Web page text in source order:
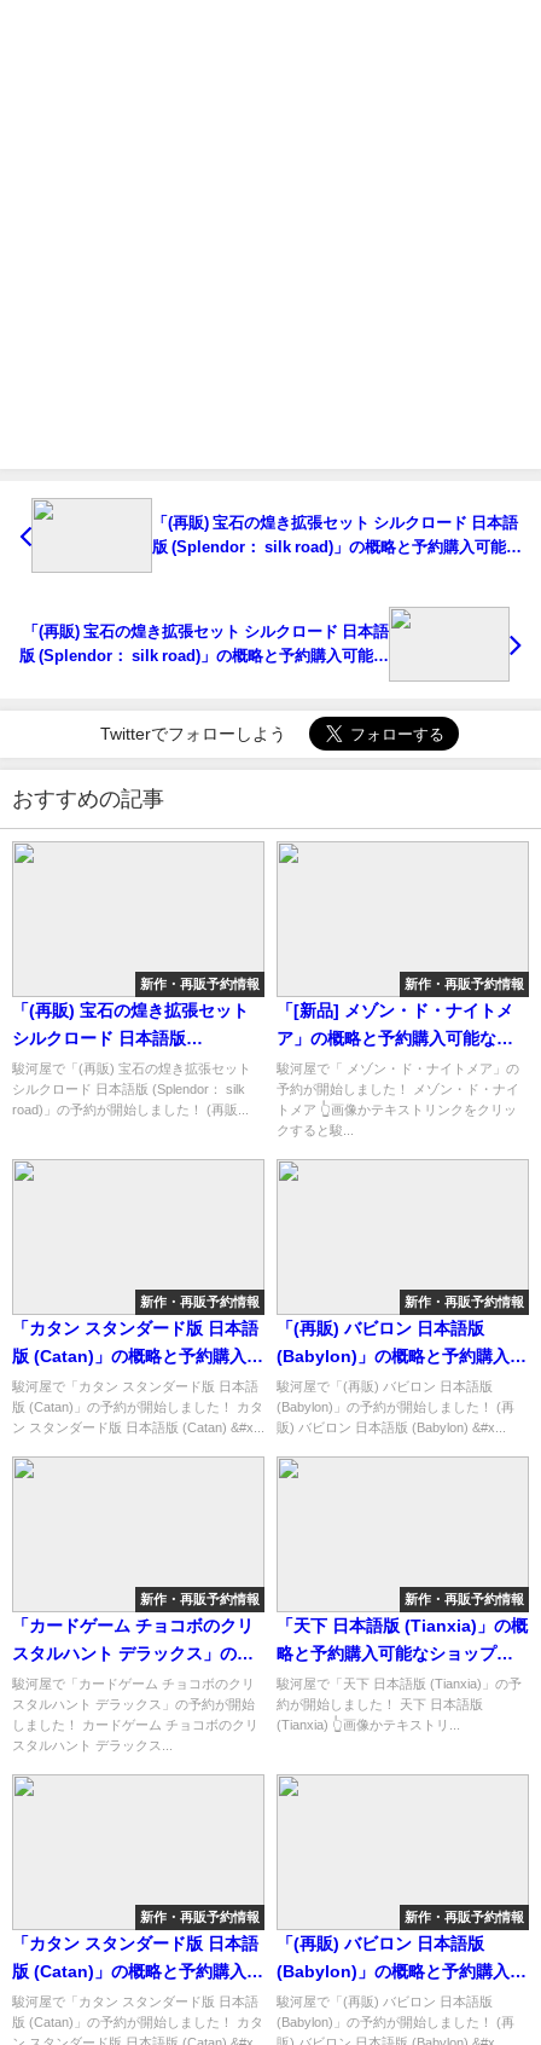
「(再販) 宝石の煌き拡張セット シルクロード 日本語
版 (Splendor： silk road)」の概略と予約購入可能な
「(再販) 宝石の煌き拡張セット シルクロード 日本語
版 (Splendor： silk road)」の概略と予約購入可能な
Twitterでフォローしよう
おすすめの記事
新作・再販予約情報
「(再販) 宝石の煌き拡張セット
シルクロード 日本語版
(Splendor： silk road)」の概略
と予約購入可能なショップ紹
介！
駿河屋で「(再販) 宝石の煌き拡張セット
シルクロード 日本語版 (Splendor： silk
road)」の予約が開始しました！ (再販...
新作・再販予約情報
「[新品] メゾン・ド・ナイトメ
ア」の概略と予約購入可能なシ
ョップ紹介！
駿河屋で「 メゾン・ド・ナイトメア」の
予約が開始しました！ メゾン・ド・ナイ
トメア 👆画像かテキストリンクをクリッ
クすると駿...
新作・再販予約情報
「カタン スタンダード版 日本語
版 (Catan)」の概略と予約購入可
能なショップ紹介！
駿河屋で「カタン スタンダード版 日本語
版 (Catan)」の予約が開始しました！ カタ
ン スタンダード版 日本語版 (Catan) &#x...
新作・再販予約情報
「(再販) バビロン 日本語版
(Babylon)」の概略と予約購入可
能なショップ紹介！
駿河屋で「(再販) バビロン 日本語版
(Babylon)」の予約が開始しました！ (再
販) バビロン 日本語版 (Babylon) &#x...
新作・再販予約情報
「カードゲーム チョコボのクリ
スタルハント デラックス」の概
略と予約購入可能なショップ紹
介！
駿河屋で「カードゲーム チョコボのクリ
スタルハント デラックス」の予約が開始
しました！ カードゲーム チョコボのクリ
スタルハント デラックス...
新作・再販予約情報
「天下 日本語版 (Tianxia)」の概
略と予約購入可能なショップ紹
介！
駿河屋で「天下 日本語版 (Tianxia)」の予
約が開始しました！ 天下 日本語版
(Tianxia) 👆画像かテキストリ...
新作・再販予約情報
「カタン スタンダード版 日本語
版 (Catan)」の概略と予約購入可
能なショップ紹介！
駿河屋で「カタン スタンダード版 日本語
版 (Catan)」の予約が開始しました！ カタ
新作・再販予約情報
「(再販) バビロン 日本語版
(Babylon)」の概略と予約購入可
能なショップ紹介！
駿河屋で「(再販) バビロン 日本語版
(Babylon)」の予約が開始しました！ (再